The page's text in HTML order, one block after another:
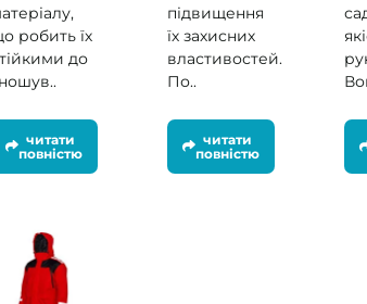
робить їх
до
читати
повністю
підвищення
їх захисних
властивостей.
По..
читати
повністю